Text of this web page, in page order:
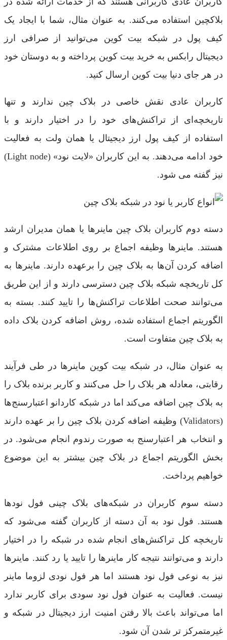
بلاکچین استفاده می‌کنند. به عنوان مثال، شما با ایجاد یک
کیف پول در شبکه بیت کوین می‌توانید از صرافی ارز
دیجیتال رابکس به خرید بیت کوین پرداخته و به دوستان خود
در هر جای دنیا بیت کوین ارسال کنید.
کاربران عادی نقش خاصی در بلاک چین ندارند و تنها
تاریخچه‌ای از تراکنش‌های خود را در اختیار دارند و با
استفاده از کیف پول ارز دیجیتال یا همان ولت به فعالیت
خود ادامه می‌دهند. به این کاربران «لایت نود» (Light node)
نیز گفته می شود.
دسته دوم کاربران بلاک چین ماینرها یا همان مدیران ارشد
هستند. ماینرها وظیفه اجماع بر روی اطلاعات مشترک و
اضافه کردن آن‌ها به بلاک چین را برعهده دارند. ماینرها به
کل تاریخچه شبکه بلاک چین دسترسی دارند و از این طریق
می‌توانند صحت اطلاعات تراکنش‌ها را تایید کنند. بسته به
الگوریتم اجماع استفاده شده، روش اضافه کردن بلاک داده
به بلاک چین متفاوت است.
به عنوان مثال، در شبکه بیت کوین ماینرها در طی فرآیند
رقابتی، معادله هر بلاک را حل می‌کنند و کاربر برنده بلاک را
به بلاک چین اضافه می‌کند اما در شبکه کاردانو اعتبارسنج‌ها
(Validators) وظیفه اضافه کردن بلاک چین را بر عهده دارند
و انتخاب هر اعتبارسنج به صورت رندوم انجام می‌شود. در
بخش الگوریتم اجماع در بلاک چین بیشتر به این موضوع
خواهیم پرداخت.
دسته سوم کاربران در شبکه‌های بلاک چینی فول نودها
هستند. فول نود به آن دسته از کاربران گفته می‌شود که
تاریخچه کل تراکنش‌های انجام شده در شبکه را در اختیار
دارند و می‌توانند نتیجه کار ماینرها را تایید یا رد کنند. ماینرها
نیز به نوعی فول نود هستند اما هر فول نودی لزوما ماینر
نیست. فعالیت به عنوان فول نود سودی برای کاربر ندارد
اما می‌تواند باعث بالا رفتن امنیت ارز دیجیتال در شبکه و
غیرمتمرکز تر شدن آن شود.